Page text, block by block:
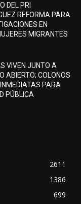
DEL PRI
REFORMA PARA
EN
MIGRANTES
VIVEN JUNTO A
ABIERTO; COLONOS
PARA
PÚBLICA
2611
1386
699